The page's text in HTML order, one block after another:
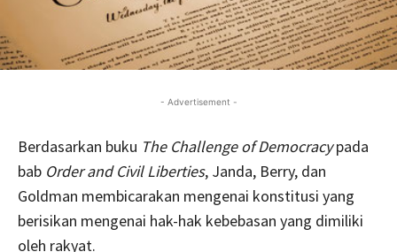
- Advertisement -
Berdasarkan buku The Challenge of Democracypada
bab Order and Civil Liberties, Janda, Berry, dan
Goldman membicarakan mengenai konstitusi yang
berisikan mengenai hak-hak kebebasan yang dimiliki
oleh rakyat.